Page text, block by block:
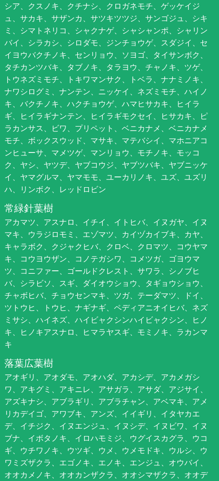
シア、クスノキ、クチナシ、クロガネモチ、ゲッケイジ
ュ、サカキ、サザンカ、サツキツツジ、サンゴジュ、シキ
ミ、シマトネリコ、シャクナゲ、シャシャンポ、シャリン
バイ、シラカシ、シロダモ、ジンチョウゲ、スダジイ、セ
イヨウバクチノキ、センリョウ、ソヨゴ、タイサンボク、
タチカンツバキ、タブノキ、タラヨウ、チャノキ、ツゲ、
トウネズミモチ、トキワマンサク、トベラ、ナナミノキ、
ナワシログミ、ナンテン、ニッケイ、ネズミモチ、ハイノ
キ、バクチノキ、ハクチョウゲ、ハマヒサカキ、ヒイラ
ギ、ヒイラギナンテン、ヒイラギモクセイ、ヒサカキ、ピ
ラカンサス、ビワ、プリペット、ベニカナメ、ベニカナメ
モチ、ボックスウッド、マサキ、マテバシイ、マホニアコ
ンヒューサ、マメツゲ、マンリョウ、モチノキ、モッコ
ク、ヤシ、ヤツデ、ヤブコウジ、ヤブツバキ、ヤブニッケ
イ、ヤマグルマ、ヤマモモ、ユーカリノキ、ユズ、ユズリ
ハ、リンボク、レッドロビン
常緑針葉樹
アカマツ、アスナロ、イチイ、イトヒバ、イヌガヤ、イヌ
マキ、ウラジロモミ、エゾマツ、カイヅカイブキ、カヤ、
キャラボク、クジャクヒバ、クロベ、クロマツ、コウヤマ
キ、コウヨウザン、コノテガシワ、コメツガ、ゴヨウマ
ツ、コニファー、ゴールドクレスト、サワラ、シノブヒ
バ、シラビソ、スギ、ダイオウショウ、タギョウショウ、
チャボヒバ、チョウセンマキ、ツガ、テーダマツ、ドイ、
ツトウヒ、トウヒ、ナギナギ、ペディアニオイヒバ、ネズ
ミサシ、ハイネズ、ハイビャクシンハイビャクシン、ヒノ
キ、ヒノキアスナロ、ヒマラヤスギ、モミノキ、ラカンマ
キ
落葉広葉樹
アオギリ、アオダモ、アオハダ、アカシデ、アカメガシ
ワ、アキグミ、アキニレ、アサガラ、アサダ、アジサイ、
アズキナシ、アブラギリ、アブラチャン、アベマキ、アメ
リカデイゴ、アワブキ、アンズ、イイギリ、イタヤカエ
デ、イチジク、イヌエンジュ、イヌシデ、イヌビワ、イヌ
ブナ、イボタノキ、イロハモミジ、ウグイスカグラ、ウコ
ギ、ウチワノキ、ウツギ、ウメ、ウメモドキ、ウルシ、ウ
ワミズザクラ、エゴノキ、エノキ、エンジュ、オウバイ、
オオカメノキ、オオカンザクラ、オオシマザクラ、オオデ